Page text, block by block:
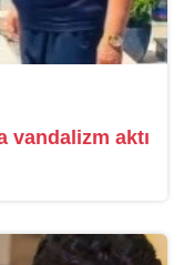
vandalizm aktı